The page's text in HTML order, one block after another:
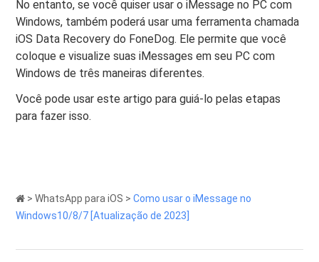
No entanto, se você quiser usar o iMessage no PC com
Windows, também poderá usar uma ferramenta chamada
iOS Data Recovery do FoneDog. Ele permite que você
coloque e visualize suas iMessages em seu PC com
Windows de três maneiras diferentes.
Você pode usar este artigo para guiá-lo pelas etapas
para fazer isso.
>WhatsApp para iOS >Como usar o iMessage no
Windows10/8/7 [Atualização de 2023]